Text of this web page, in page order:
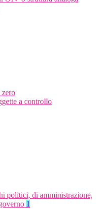
zero
a controllo
politici, di amministrazione,
1